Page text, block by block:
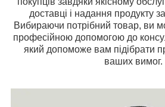
доставці і надання продукту
Вибираючи потрібний товар, ви
професійною допомогою до
який допоможе вам підібрати
ваших вимог.